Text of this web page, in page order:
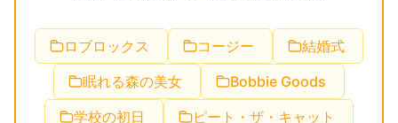
ロブロックス コージー
結婚式
眠れる森の美女
Bobbie Goods
学校の初日
ピート・ザ・キャット